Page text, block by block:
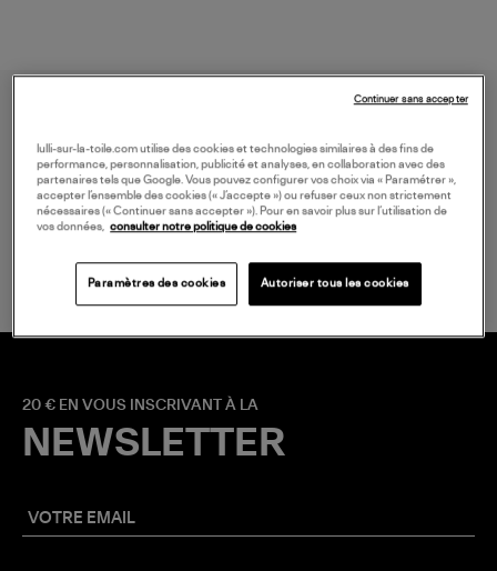
LIVRAISON GRATUITE
20 € EN VOUS INSCRIVANT À LA
NEWSLETTER
lulli-sur-la-toile.com utilise des cookies et technologies similaires à des fins de
performance, personnalisation, publicité et analyses, en collaboration avec des
partenaires tels que Google. Vous pouvez configurer vos choix via « Paramétrer »,
accepter l’ensemble des cookies (« J’accepte ») ou refuser ceux non strictement
nécessaires (« Continuer sans accepter »). Pour en savoir plus sur l’utilisation de
vos données, consulter notre politique de cookies
Paramètres des cookies Autoriser tous les cookies
Continuer sans accepter